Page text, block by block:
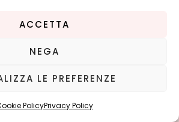
ACCETTA
NEGA
LE PREFERENZE
PolicyPrivacy Policy